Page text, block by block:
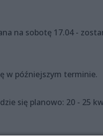
na sobotę 17.04 -
w późniejszym terminie.
się planowo: 20 - 25